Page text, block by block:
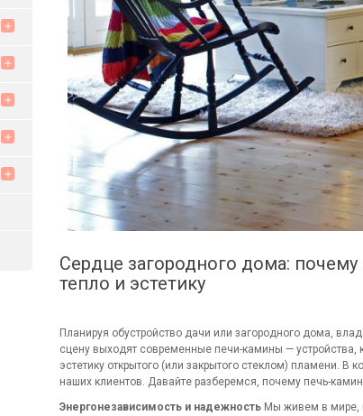
add
add
add
add
add
Сердце загородного дома:
тепло и эстетику
Планируя обустройство дачи или загородного дома,
сцену выходят современные печи-камины —
эстетику открытого (или закрытого стеклом) пламени. В
наших клиентов. Давайте разберемся, почему печь-
Энергонезависимость и надежность Мы живем в мире,